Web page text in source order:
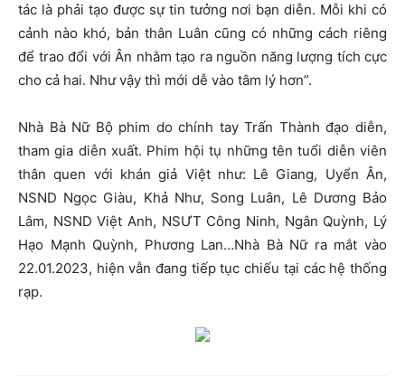
tác là phải tạo được sự tin tưởng nơi bạn diễn. Mỗi khi có
cảnh nào khó, bản thân Luân cũng có những cách riêng
để trao đổi với Ân nhằm tạo ra nguồn năng lượng tích cực
cho cả hai. Như vậy thì mới dễ vào tâm lý hơn”.
Nhà Bà Nữ Bộ phim do chính tay Trấn Thành đạo diễn,
tham gia diễn xuất. Phim hội tụ những tên tuổi diễn viên
thân quen với khán giả Việt như: Lê Giang, Uyển Ân,
NSND Ngọc Giàu, Khả Như, Song Luân, Lê Dương Bảo
Lâm, NSND Việt Anh, NSƯT Công Ninh, Ngân Quỳnh, Lý
Hạo Mạnh Quỳnh, Phương Lan…Nhà Bà Nữ ra mắt vào
22.01.2023, hiện vẫn đang tiếp tục chiếu tại các hệ thống
rạp.